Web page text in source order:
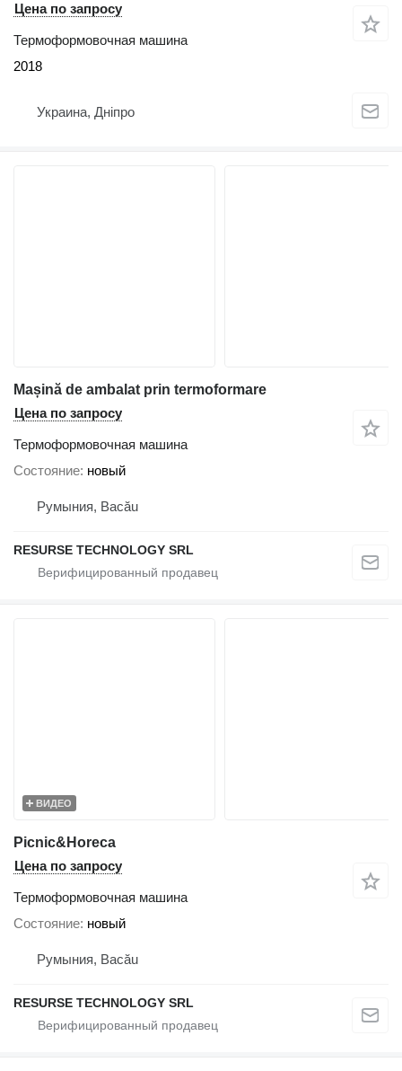
Цена по запросу
Термоформовочная машина
2018
Украина, Дніпро
Mașină de ambalat prin termoformare
Цена по запросу
Термоформовочная машина
Состояние новый
Румыния, Bacău
RESURSE TECHNOLOGY SRL
ВИДЕО
Picnic&Horeca
Цена по запросу
Термоформовочная машина
Состояние новый
Румыния, Bacău
RESURSE TECHNOLOGY SRL